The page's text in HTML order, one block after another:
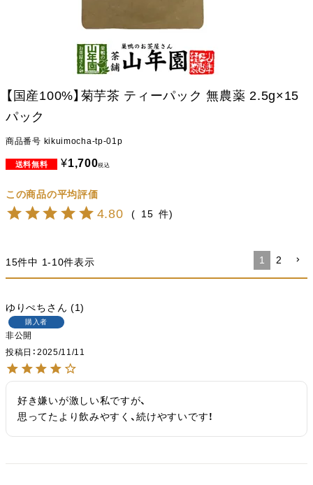
【国産100%】菊芋茶 ティーパック 無農薬 2.5g×15
パック
商品番号 kikuimocha-tp-01p
¥1,700税込
4.80 15
15件中 1-10件表示 1 2
ゆりぺち 1
購入者
非公開
投稿日
2025/11/11
好き嫌いが激しい私ですが、
思ってたより飲みやすく、続けやすいです！